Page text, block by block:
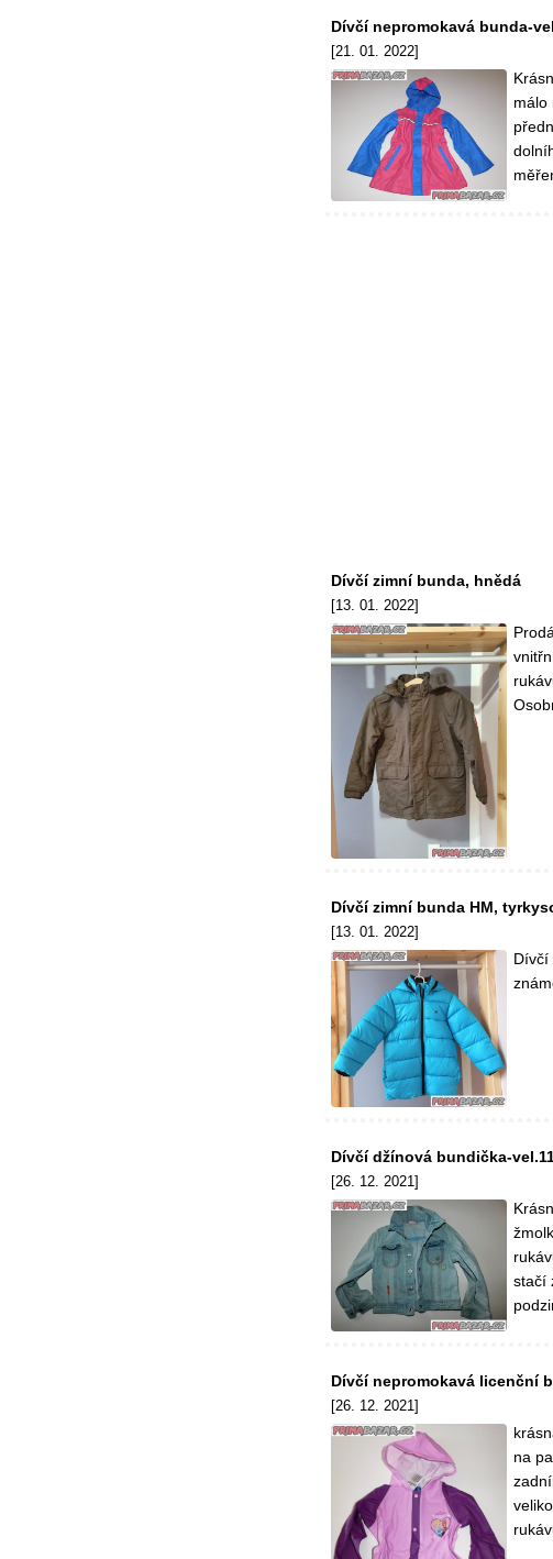
Dívčí nepromokavá bunda-
[21. 01. 2022]
málo
Dívčí zimní bunda, hnědá
[13. 01. 2022]
Dívčí zimní bunda HM,
[13. 01. 2022]
Dívčí
Dívčí džínová bundička-
[26. 12. 2021]
stačí
Dívčí nepromokavá licenční
[26. 12. 2021]
na